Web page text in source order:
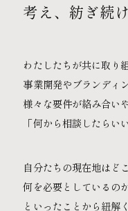
考え、紡ぎ続け
わたしたちが共に取り
事業開発やブランディ
様々な要件が絡み合いや
「何から相談したらい
自分たちの現在地はど
何を必要としているのか
といったことから紐解